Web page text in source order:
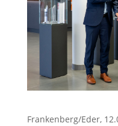
Frankenberg/Eder,